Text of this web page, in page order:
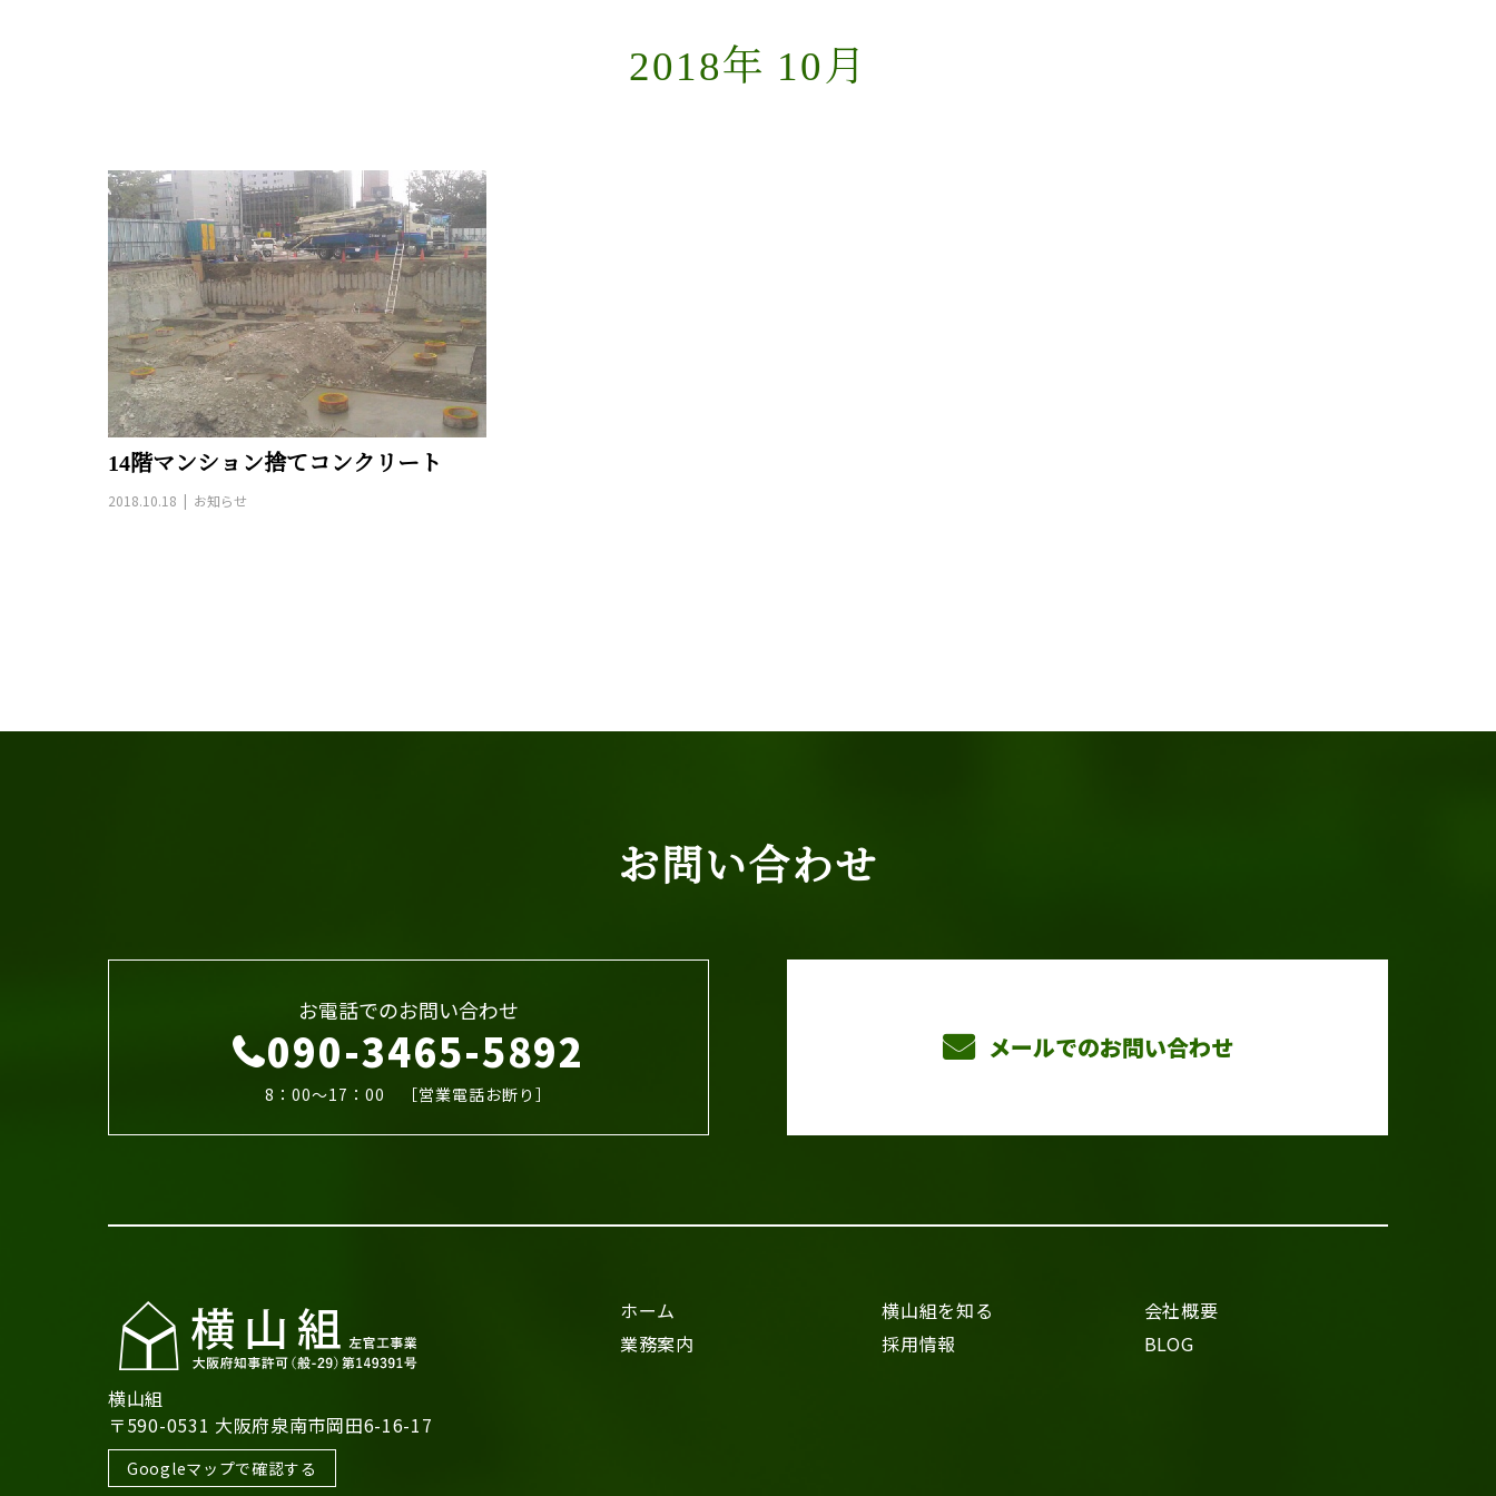
2018年 10月
14階マンション捨てコンクリート
2018.10.18 お知らせ
お問い合わせ
お電話でのお問い合わせ
090-3465-5892
8：00～17：00 ［営業電話お断り］
メールでのお問い合わせ
ホーム
業務案内
横山組を知る
採用情報
会社概要
BLOG
横山組
〒590-0531 大阪府泉南市岡田6-16-17
Googleマップで確認する